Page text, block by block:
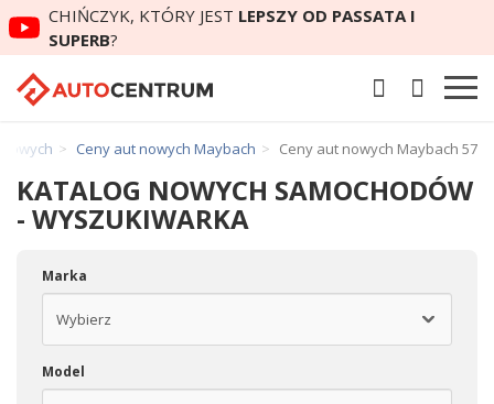
CHIŃCZYK, KTÓRY JEST LEPSZY OD PASSATA I
SUPERB?
Ceny aut nowych Maybach Ceny aut nowych Maybach 57
KATALOG NOWYCH SAMOCHODÓW
- WYSZUKIWARKA
Marka
Model